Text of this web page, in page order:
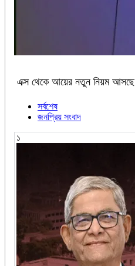
এক্স থেকে আয়ের নতুন নিয়ম আসছে
সর্বশেষ
জনপ্রিয় সংবাদ
১